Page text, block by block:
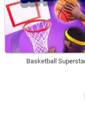
Basketball